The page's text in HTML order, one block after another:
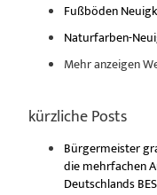
Fußböden
Naturfarben-
Mehr anzeigen
kürzliche Posts
Bürgermeister
die mehrfachen
Deutschlands